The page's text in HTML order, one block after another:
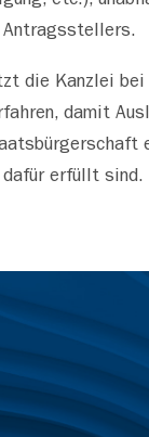
die Kanzlei bei
damit
dafür erfüllt sind.